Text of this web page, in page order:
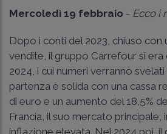
Mercoledì 19 febbraio - Ecco i
Dopo i conti del 2023, chiuso con
vendite, il gruppo Carrefour si
2024, i cui numeri verranno
partenza è solida con una cassa
di euro e un aumento del 18,5%
Francia, il suo mercato principale,
inflazione elevata. Nel 2024 poi,